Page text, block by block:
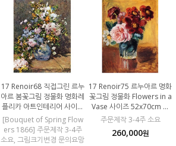
17 Renoir68 직접그린 르누
아르 봄꽃그림 정물화 명화레
플리카 아트인테리어 사이즈
60x80cm 100% 수작업 캔
버스유화 모사화
[Bouquet of Spring Flow
ers 1866] 주문제작 3-4주
소요, 그림크기변경 문의요망
17 Renoir75 르누아르 명화
꽃그림 정물화 Flowers in a
Vase 사이즈 52x70cm 직
접그린 유화그림 주문제작 1
사화
주문제작 3-4주 소요
260,000원